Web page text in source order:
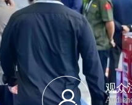
观众